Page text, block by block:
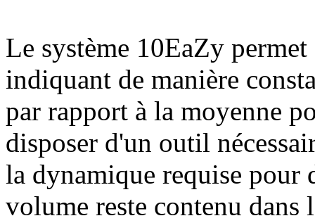
Le système 10EaZy
indiquant de manière
par rapport à la moyenne
disposer d'un outil
la dynamique requise pour
volume reste contenu dans